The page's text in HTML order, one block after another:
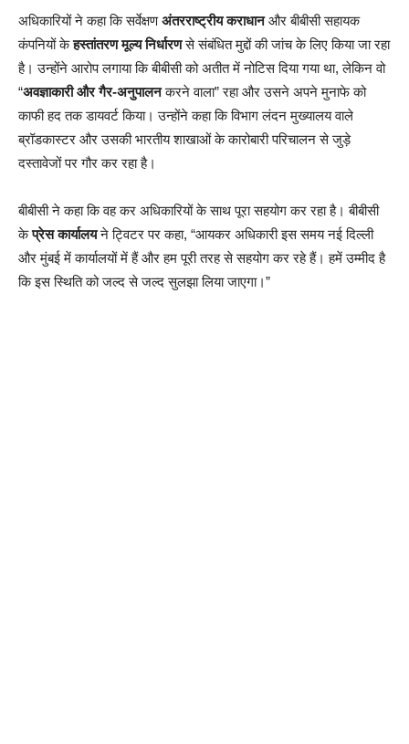
अधिकारियों ने कहा कि सर्वेक्षणअंतरराष्ट्रीय कराधानऔर बीबीसी सहायक
कंपनियों केहस्तांतरण मूल्य निर्धारणसे संबंधित मुद्दों की जांच के लिए किया जा रहा
है। उन्होंने आरोप लगाया कि बीबीसी को अतीत में नोटिस दिया गया था, लेकिन वो
“अवज्ञाकारी और गैर-अनुपालनकरने वाला” रहा और उसने अपने मुनाफे को
काफी हद तक डायवर्ट किया। उन्होंने कहा कि विभाग लंदन मुख्यालय वाले
ब्रॉडकास्टर और उसकी भारतीय शाखाओं के कारोबारी परिचालन से जुड़े
दस्तावेजों पर गौर कर रहा है।
बीबीसी ने कहा कि वह कर अधिकारियों के साथ पूरा सहयोग कर रहा है। बीबीसी
केप्रेस कार्यालयने ट्विटर पर कहा, “आयकर अधिकारी इस समय नई दिल्ली
और मुंबई में कार्यालयों में हैं और हम पूरी तरह से सहयोग कर रहे हैं। हमें उम्मीद है
कि इस स्थिति को जल्द से जल्द सुलझा लिया जाएगा।”